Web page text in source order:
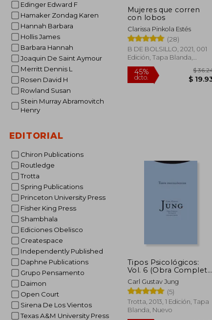
Edinger Edward F
Hamaker Zondag Karen
Hannah Barbara
Hollis James
Barbara Hannah
Joaquin De Saint Aymour
Merritt Dennis L
Rosen David H
Rowland Susan
Stein Murray Abramovitch
Henry
EDITORIAL
Chiron Publications
Routledge
Trotta
Spring Publications
Princeton University Press
Fisher King Press
Shambhala
Ediciones Obelisco
Createspace
Independently Published
Daphne Publications
Grupo Pensamento
Daimon
Open Court
Sirena De Los Vientos
Texas A&M University Press
Mujeres que corren
con lobos
Clarissa Pinkola Estés
(28)
B DE BOLSILLO, 2021, 001
Edición, Tapa Blanda,
Nuevo
Tipos Psicológicos:
Vol. 6 (Obra Completa
de Carl Gustav Jung)
Carl Gustav Jung
(5)
Trotta, 2013, 1 Edición, Tapa
Blanda, Nuevo